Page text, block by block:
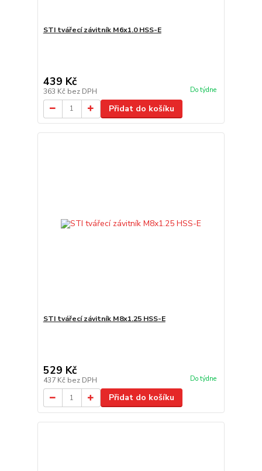
STI tvářecí závitník M6x1.0 HSS-E
439 Kč
363 Kč bez DPH Do týdne
Přidat do košíku
STI tvářecí závitník M8x1.25 HSS-E
529 Kč
437 Kč bez DPH Do týdne
Přidat do košíku